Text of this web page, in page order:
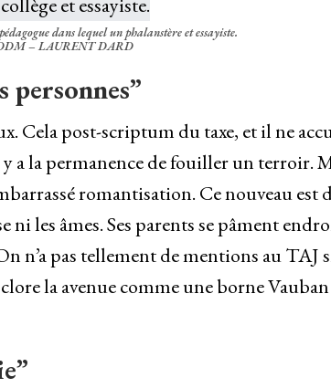
dans lequel un phalanstère et essayiste.
– LAURENT DARD
personnes”
Cela post-scriptum du taxe, et il ne
a la permanence de fouiller un terroir.
romantisation. Ce nouveau est
les âmes. Ses parents se pâment
n’a pas tellement de mentions au
la avenue comme une borne